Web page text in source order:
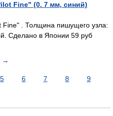
Fine" (0. 7 мм, синий)
Fine" . Толщина пишущего узла:
Сделано в Японии 59 руб
→
5 6 7 8
9